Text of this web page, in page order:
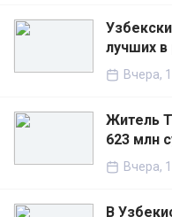
лучших в
Вчера,
Житель
623 млн
Вчера,
В